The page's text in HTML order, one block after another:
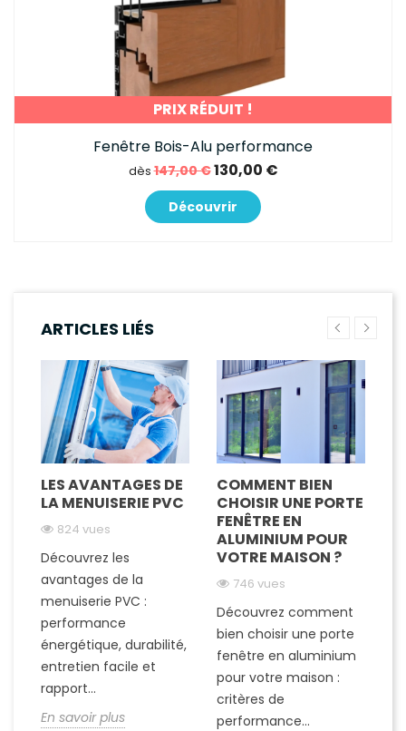
PRIX RÉDUIT !
Fenêtre Bois-Alu performance
dès147,00 €130,00 €
Découvrir
ARTICLES LIÉS
LES AVANTAGES DE
LA MENUISERIE PVC
824 vues
Découvrez les
avantages de la
menuiserie PVC :
performance
énergétique, durabilité,
entretien facile et
rapport...
En savoir plus
COMMENT BIEN
CHOISIR UNE PORTE
FENÊTRE EN
ALUMINIUM POUR
VOTRE MAISON ?
746 vues
Découvrez comment
bien choisir une porte
fenêtre en aluminium
pour votre maison :
critères de
performance...